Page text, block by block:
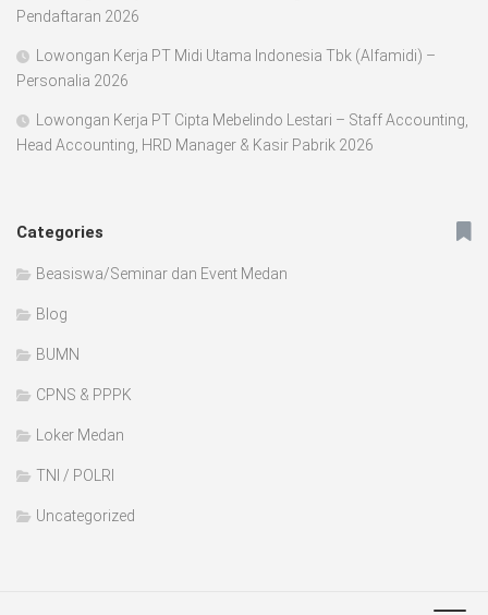
Pendaftaran 2026
Lowongan Kerja PT Midi Utama Indonesia Tbk (Alfamidi) –
Personalia 2026
Lowongan Kerja PT Cipta Mebelindo Lestari – Staff Accounting,
Head Accounting, HRD Manager & Kasir Pabrik 2026
Categories
Beasiswa/Seminar dan Event Medan
Blog
BUMN
CPNS & PPPK
Loker Medan
TNI / POLRI
Uncategorized